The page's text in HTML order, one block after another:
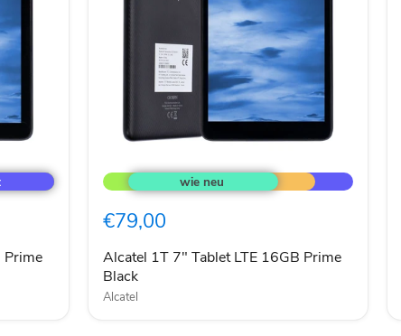
Prime
1T
7"
LTE
Prime
Black
€79,00
Alcatel 1T 7" Tablet LTE 16GB Prime
Black
Alcatel